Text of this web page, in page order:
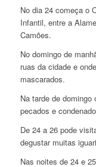
No dia 24 começa o
Infantil, entre a
Camões.
No domingo de
ruas da cidade e
mascarados.
Na tarde de
pecados e
De 24 a 26 pode
degustar muitas
Nas noites de 24 e